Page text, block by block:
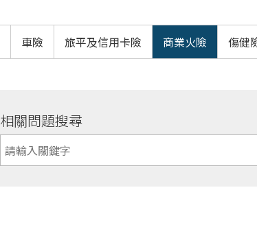
車險 旅平及信用卡險 商業火險 傷健
相關問題搜尋